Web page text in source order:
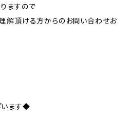
ますので
解頂ける方からのお問い合わせお
います◆